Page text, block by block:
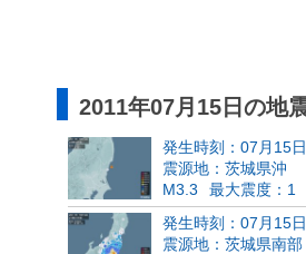
2011年07月15日の地
発生時刻：07月15
震源地：茨城県沖
M3.3
最大震度：1
発生時刻：07月15
震源地：茨城県南部